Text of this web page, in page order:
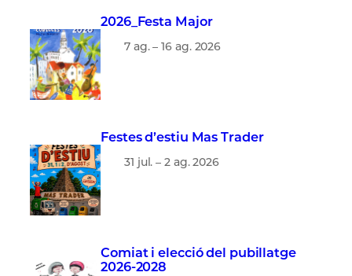
2026_Festa Major
7 ag. – 16 ag. 2026
Festes d’estiu Mas Trader
31 jul. – 2 ag. 2026
Comiat i elecció del pubillatge
2026-2028